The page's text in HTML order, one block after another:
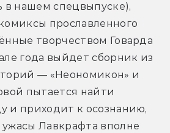
в нашем спецвыпуске),
прославленного
творчеством Говарда
года выйдет сборник из
— «Неономикон» и
пытается найти
и приходит к осознанию,
Лавкрафта вполне